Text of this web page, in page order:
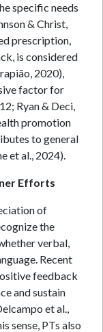
specific needs
& Christ,
prescription,
is considered
2020),
factor for
Ryan & Deci,
promotion
to general
et al., 2024).
Efforts
of
the
verbal,
Recent
feedback
and sustain
et al.,
sense, PTs also